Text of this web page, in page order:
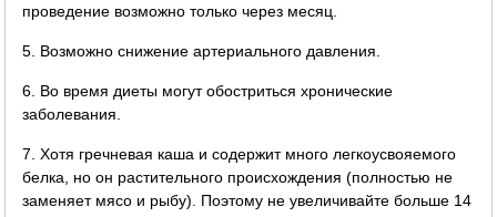
проведение возможно только через месяц.
5. Возможно снижение артериального давления.
6. Во время диеты могут обостриться хронические
заболевания.
7. Хотя гречневая каша и содержит много легкоусвояемого
белка, но он растительного происхождения (полностью не
заменяет мясо и рыбу). Поэтому не увеличивайте больше 14